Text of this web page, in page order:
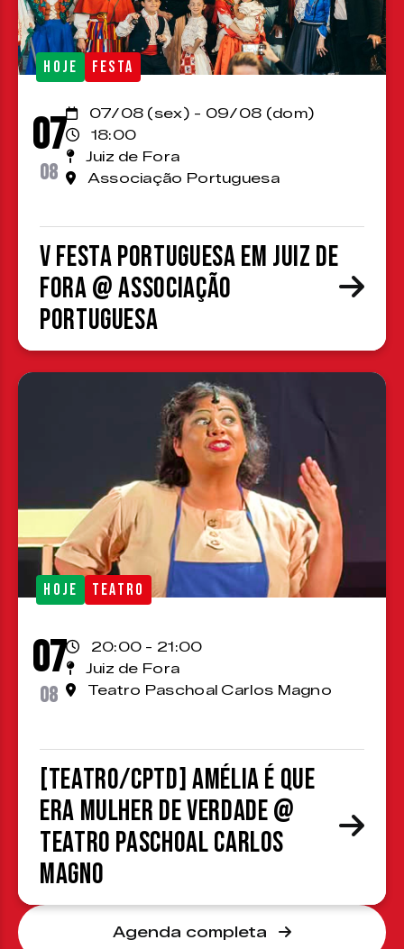
HOJE FESTA
07
08
07/08 (sex) - 09/08 (dom)
18:00
Juiz de Fora
Associação Portuguesa
V Festa Portuguesa em Juiz de
Fora @ Associação
Portuguesa
HOJE TEATRO
07
08
20:00 - 21:00
Juiz de Fora
Teatro Paschoal Carlos Magno
[TEATRO/CPTD] Amélia é que
era mulher de verdade @
Teatro Paschoal Carlos
Magno
Agenda completa